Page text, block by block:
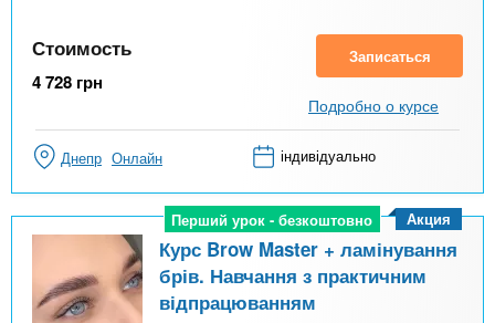
Стоимость
4 728 грн
Записаться
Подробно о курсе
Днепр Онлайн індивідуально
Перший урок - безкоштовно
Перший урок - безкоштовно
Курс Brow Master + ламінування
брів. Навчання з практичним
відпрацюванням
Акция